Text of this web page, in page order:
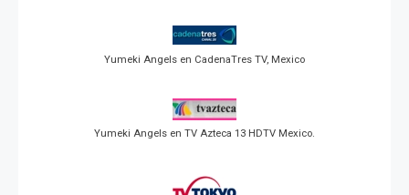
Yumeki Angels en CadenaTres TV, Mexico
Yumeki Angels en TV Azteca 13 HDTV Mexico.